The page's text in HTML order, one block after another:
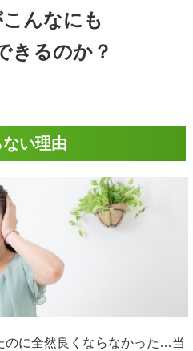
んなにも
きるのか？
い理由
のに全然良くならなかった…当